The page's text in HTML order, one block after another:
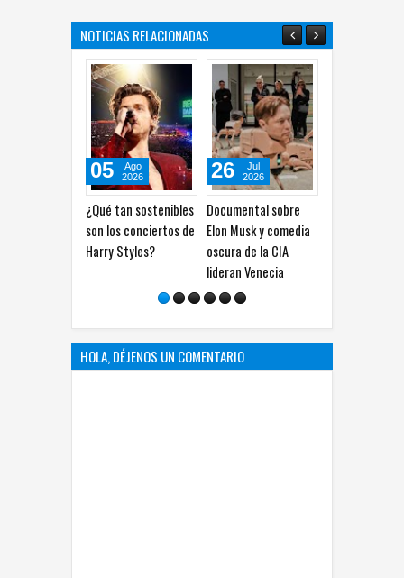
NOTICIAS RELACIONADAS
¿Qué tan sostenibles
son los conciertos de
Harry Styles?
Documental sobre
Elon Musk y comedia
oscura de la CIA
lideran Venecia
26
Jul
2026
Cuba lanza concurso
para aficionados de
Juan Gabriel
21
Jul
HOLA, DÉJENOS UN COMENTARIO